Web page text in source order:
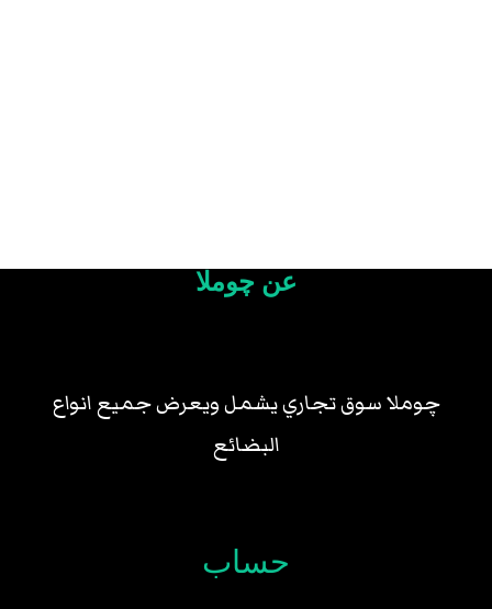
عن چوملا
چوملا سوق تجاري يشمل ويعرض جميع انواع
البضائع
حساب